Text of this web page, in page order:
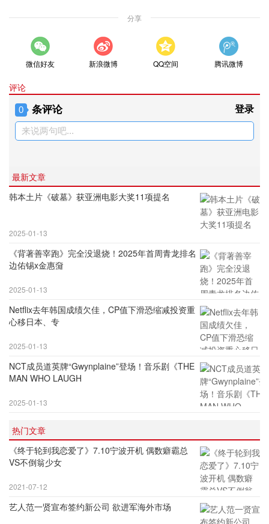
分享
微信好友 新浪微博 QQ空间 腾讯微博
评论
0 条评论 登录
来说两句吧...
最新文章
韩本土片《破墓》获亚洲电影大奖11项提名
2025-01-13
《背著善宰跑》完全没退烧！2025年首周青龙排名
边佑锡x金惠奫
2025-01-13
Netflix去年韩国成绩欠佳，CP值下滑恐缩减投资重
心移日本、专
2025-01-13
NCT成员道英牌“Gwynplaine”登场！音乐剧《THE
MAN WHO LAUGH
2025-01-13
热门文章
《终于轮到我恋爱了》7.10宁波开机 偶数癖霸总
VS不倒翁少女
2021-07-12
艺人范一贤宣布签约新公司 欲进军海外市场